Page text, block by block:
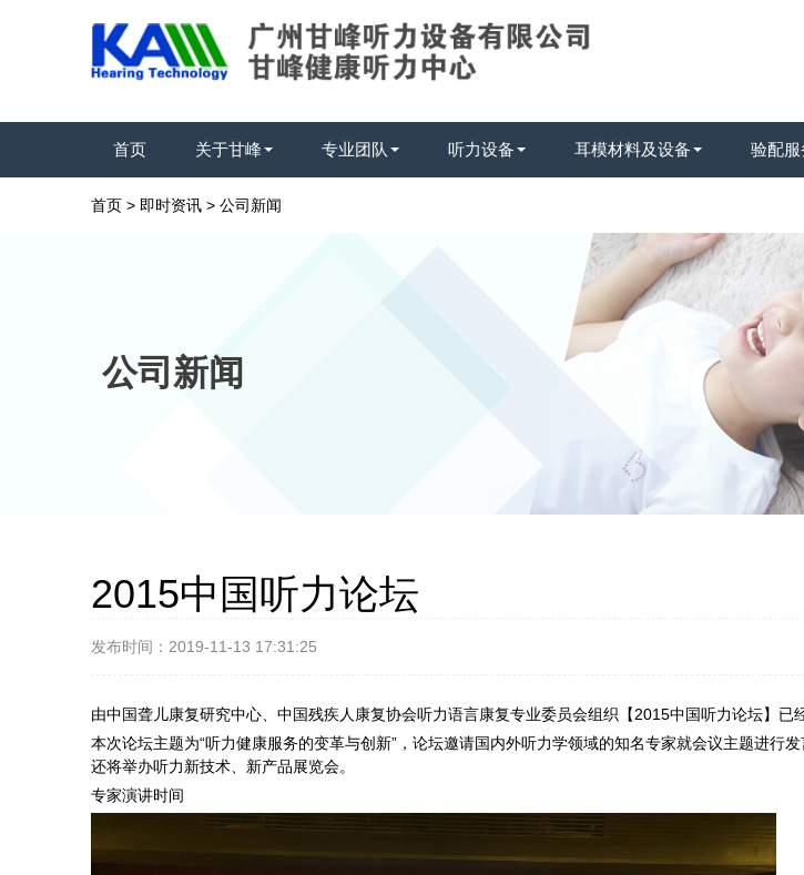
首页 关于甘峰 专业团队 听力设备 耳模材料及设备 验配服
首页 > 即时资讯 > 公司新闻
公司新闻
2015中国听力论坛
发布时间：2019-11-13 17:31:25
由中国聋儿康复研究中心、中国残疾人康复协会听力语言康复专业委员会组织【2015中国听力论坛】
本次论坛主题为“听力健康服务的变革与创新”，论坛邀请国内外听力学领域的知名专家就会议主题进
还将举办听力新技术、新产品展览会。
专家演讲时间